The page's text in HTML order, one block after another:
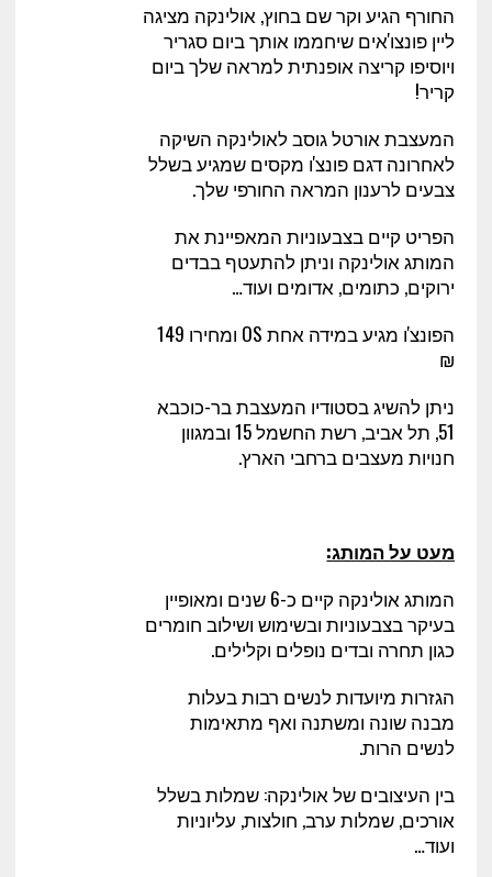
החורף הגיע וקר שם בחוץ, אולינקה מציגה
ליין פונצו'אים שיחממו אותך ביום סגריר
ויוסיפו קריצה אופנתית למראה שלך ביום
קריר!
המעצבת אורטל גוסב לאולינקה השיקה
לאחרונה דגם פונצ'ו מקסים שמגיע בשלל
צבעים לרענון המראה החורפי שלך.
הפריט קיים בצבעוניות המאפיינת את
המותג אולינקה וניתן להתעטף בבדים
ירוקים, כתומים, אדומים ועוד…
הפונצ'ו מגיע במידה אחת OS
ומחירו 149
₪
ניתן להשיג בסטודיו המעצבת בר-כוכבא
51, תל אביב, רשת החשמל 15 ובמגוון
חנויות מעצבים ברחבי הארץ.
מעט על המותג:
המותג אולינקה קיים כ-6 שנים ומאופיין
בעיקר בצבעוניות ובשימוש ושילוב חומרים
כגון תחרה ובדים נופלים וקלילים.
הגזרות מיועדות לנשים רבות בעלות
מבנה שונה ומשתנה ואף מתאימות
לנשים הרות.
בין העיצובים של אולינקה: שמלות בשלל
אורכים, שמלות ערב, חולצות, עליוניות
ועוד…